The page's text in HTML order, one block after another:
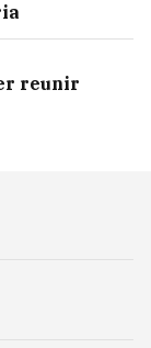
reunir